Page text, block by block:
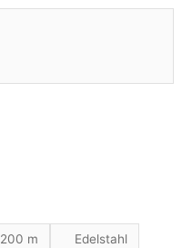
200 m Edelstahl